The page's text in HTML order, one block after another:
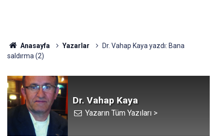
Anasayfa Yazarlar
Dr. Vahap Kaya yazdı: Bana
saldırma (2)
Dr. Vahap Kaya
Yazarın Tüm Yazıları >